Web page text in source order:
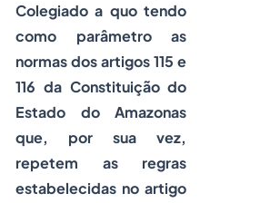
Colegiado a quo tendo
como parâmetro as
normas dos artigos 115 e
116 da Constituição do
Estado do Amazonas
que, por sua vez,
repetem as regras
estabelecidas no artigo